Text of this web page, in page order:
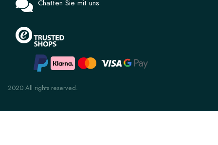
Chatten Sie mit uns
2020 All rights reserved.